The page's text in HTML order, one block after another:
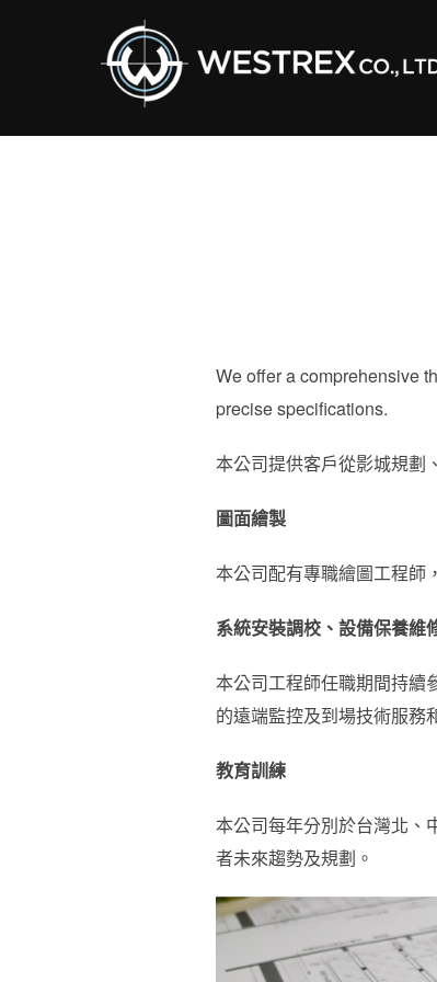
We offer a comprehensive
precise specifications.
本公司提供客戶從影城規劃
圖面繪製
本公司配有專職繪圖工程師
系統安裝調校、設備保養維
本公司工程師任職期間持續
的遠端監控及到場技術服務
教育訓練
本公司每年分別於台灣北、
者未來趨勢及規劃。